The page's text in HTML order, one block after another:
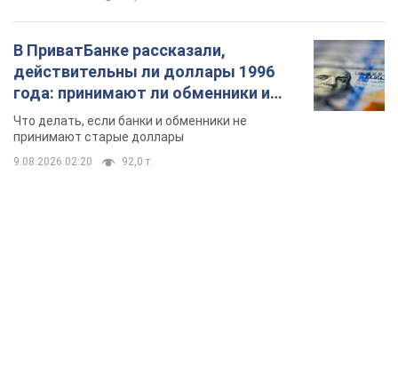
В ПриватБанке рассказали,
действительны ли доллары 1996
года: принимают ли обменники и
банки такие купюры
Что делать, если банки и обменники не
принимают старые доллары
9.08.2026 02:20 92,0 т.